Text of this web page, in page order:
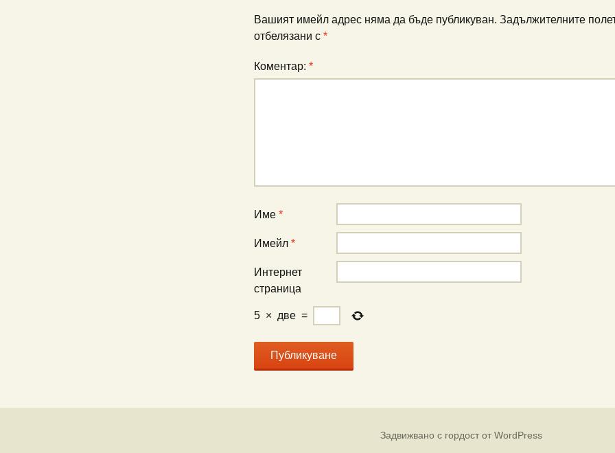
Вашият имейл адрес няма да бъде публикуван. Задължителните
отбелязани с *
Коментар: *
Име *
Имейл *
Интернет
страница
5 × две =
Задвижвано с гордост от WordPress